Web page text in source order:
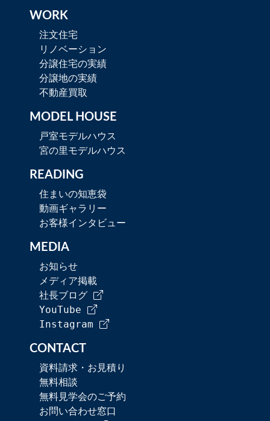
WORK
注文住宅
リノベーション
分譲住宅の実績
分譲地の実績
不動産買取
MODEL HOUSE
戸室モデルハウス
宮の里モデルハウス
READING
住まいの知恵袋
動画ギャラリー
お客様インタビュー
MEDIA
お知らせ
メディア掲載
社長ブログ
YouTube
Instagram
CONTACT
資料請求・お見積り
無料相談
無料見学会のご予約
お問い合わせ窓口